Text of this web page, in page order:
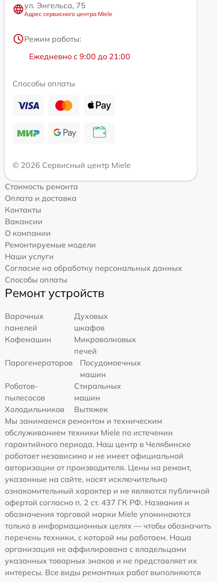
ул. Энгельса, 75
Адрес сервисного центра Miele
Режим работы:
Ежедневно с 9:00 до 21:00
Способы оплаты
© 2026 Сервисный центр Miele
Стоимость ремонта
Оплата и доставка
Контакты
Вакансии
О компании
Ремонтируемые модели
Наши услуги
Согласие на обработку персональных данных
Способы оплаты
Ремонт устройств
Варочных
панелей
Духовых
шкафов
Кофемашин
Микроволновых
печей
Парогенераторов
Посудомоечных
машин
Роботов-
пылесосов
Стиральных
машин
Холодильников
Вытяжек
Мы занимаемся ремонтом и техническим
обслуживанием техники Miele по истечении
гарантийного периода. Наш центр в Челябинске
работает независимо и не имеет официальной
авторизации от производителя. Цены на ремонт,
указанные на сайте, носят исключительно
ознакомительный характер и не являются публичной
офертой согласно п. 2 ст. 437 ГК РФ. Названия и
обозначения торговой марки Miele упоминаются
только в информационных целях — чтобы обозначить
перечень техники, с которой мы работаем. Наша
организация не аффилирована с владельцами
указанных товарных знаков и не представляет их
интересы. Все виды ремонтных работ выполняются